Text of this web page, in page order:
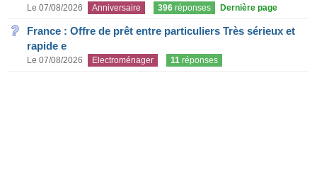
Le 07/08/2026 Anniversaire 396 réponses Dernière page
France : Offre de prêt entre particuliers Très sérieux et
rapide e
Le 07/08/2026 Electroménager 11 réponses